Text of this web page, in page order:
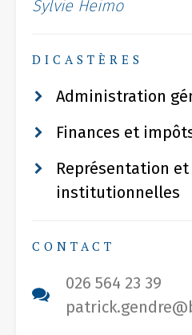
Sylvie Heimo
DICASTÈRES
Administration
Finances et
Représentation
institutionnelles
CONTACT
026 564 23 39